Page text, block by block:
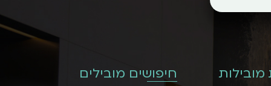
מובילות חיפושים מובילים